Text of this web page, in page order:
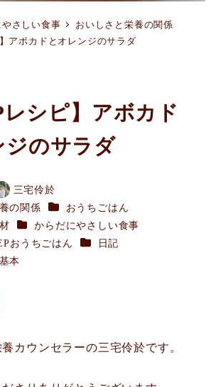
さしい食事
おいしさと栄養の関係
】アボカドとオレンジのサラダ
レシピ】アボカド
ジのサラダ
三宅伶於
の関係 カテゴリー
おうちごはん
カテゴリー
からだにやさしい食事
おうちごはん カテゴリー
日記
本
カウンセラーの三宅伶於です。